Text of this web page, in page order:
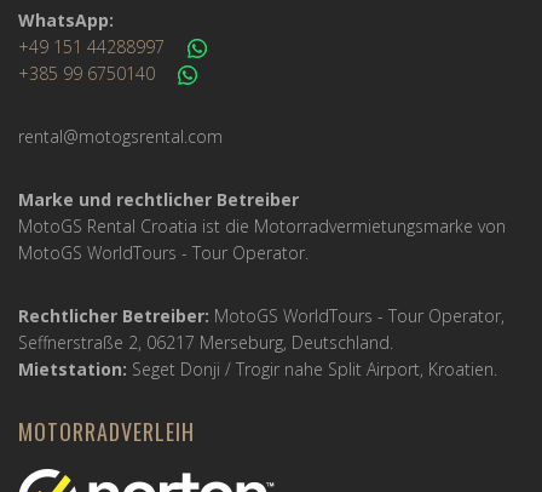
WhatsApp:
+49 151 44288997
+385 99 6750140
rental@motogsrental.com
Marke und rechtlicher Betreiber
MotoGS Rental Croatia ist die Motorradvermietungsmarke von
MotoGS WorldTours - Tour Operator
Rechtlicher Betreiber: MotoGS WorldTours - Tour Operator,
Seffnerstraße 2, 06217 Merseburg, Deutschland.
Mietstation: Seget Donji / Trogir nahe Split Airport, Kroatien.
MOTORRADVERLEIH